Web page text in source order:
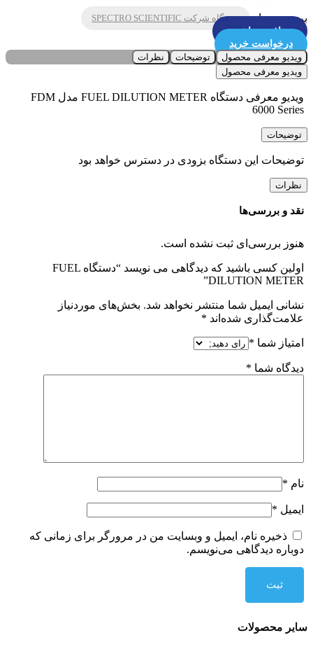
برچسب ها :
دستگاه شرکت SPECTRO SCIENTIFIC
دریافت دیتاشیت
درخواست خرید
ویدیو معرفی محصول
توضیحات
نظرات
ویدیو معرفی محصول
ویدیو معرفی دستگاه FUEL DILUTION METER مدل FDM
6000 Series
توضیحات
توضیحات این دستگاه بزودی در دسترس خواهد بود
نظرات
نقد و بررسی‌ها
هنوز بررسی‌ای ثبت نشده است.
اولین کسی باشید که دیدگاهی می نویسد “دستگاه FUEL
DILUTION METER”
نشانی ایمیل شما منتشر نخواهد شد. بخش‌های موردنیاز
علامت‌گذاری شده‌اند *
امتیاز شما *
دیدگاه شما *
نام *
ایمیل *
ذخیره نام، ایمیل و وبسایت من در مرورگر برای زمانی که
دوباره دیدگاهی می‌نویسم.
سایر محصولات